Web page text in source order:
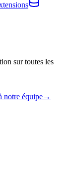
sur toutes les
notre équipe→